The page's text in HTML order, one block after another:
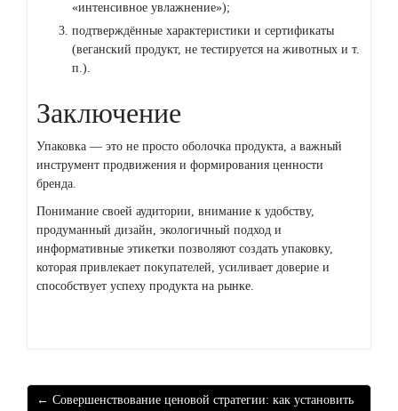
«интенсивное увлажнение»);
подтверждённые характеристики и сертификаты
(веганский продукт, не тестируется на животных и т.
п.).
Заключение
Упаковка — это не просто оболочка продукта, а важный
инструмент продвижения и формирования ценности
бренда.
Понимание своей аудитории, внимание к удобству,
продуманный дизайн, экологичный подход и
информативные этикетки позволяют создать упаковку,
которая привлекает покупателей, усиливает доверие и
способствует успеху продукта на рынке.
← Совершенствование ценовой стратегии: как установить